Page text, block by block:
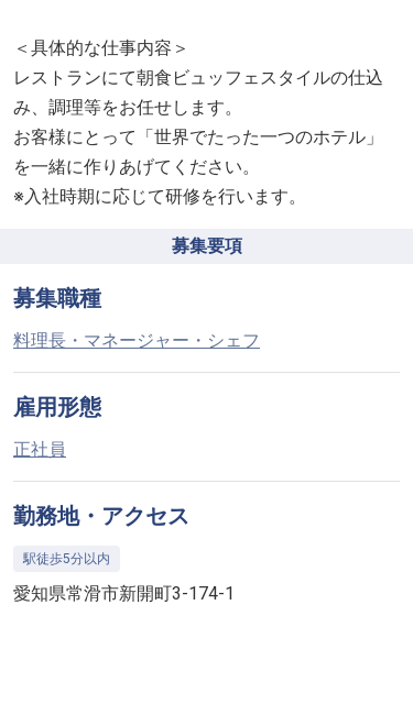
＜具体的な仕事内容＞
レストランにて朝食ビュッフェスタイルの仕込
み、調理等をお任せします。
お客様にとって「世界でたった一つのホテル」
を一緒に作りあげてください。
※入社時期に応じて研修を行います。
募集要項
募集職種
料理長・マネージャー・シェフ
雇用形態
正社員
勤務地・アクセス
駅徒歩5分以内
愛知県常滑市新開町3-174-1